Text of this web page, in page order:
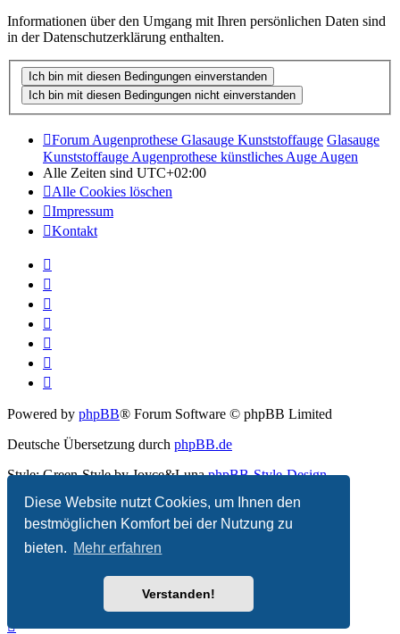
Diese Website nutzt Cookies, um Ihnen den
bestmöglichen Komfort bei der Nutzung zu
bieten. Mehr erfahren
Verstanden!
Informationen über den Umgang mit Ihren persönlichen Daten sind
in der Datenschutzerklärung enthalten.
Forum Augenprothese Glasauge Kunststoffauge Glasauge
Kunststoffauge Augenprothese künstliches Auge Augen
Alle Zeiten sind UTC+02:00
Alle Cookies löschen
Impressum
Kontakt
Powered by phpBB® Forum Software © phpBB Limited
Deutsche Übersetzung durch phpBB.de
Style: Green-Style by Joyce&LunaphpBB-Style-Design
Datenschutz |Nutzungsbedingungen